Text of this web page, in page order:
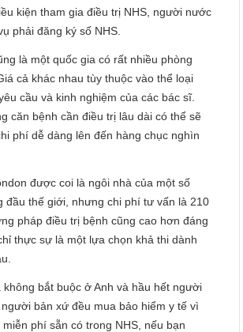
kiện tham gia điều trị NHS, người nước
phải đăng ký số NHS.
là một quốc gia có rất nhiều phòng
cả khác nhau tùy thuộc vào thể loại
cầu và kinh nghiệm của các bác sĩ.
căn bệnh cần điều trị lâu dài có thể sẽ
phí dễ dàng lên đến hàng chục nghìn
được coi là ngôi nhà của một số
đầu thế giới, nhưng chi phí tư vấn là 210
pháp điều trị bệnh cũng cao hơn đáng
thực sự là một lựa chọn khả thi dành
không bắt buộc ở Anh và hầu hết người
bản xứ đều mua bảo hiểm y tế vì
phí sẵn có trong NHS, nếu bạn